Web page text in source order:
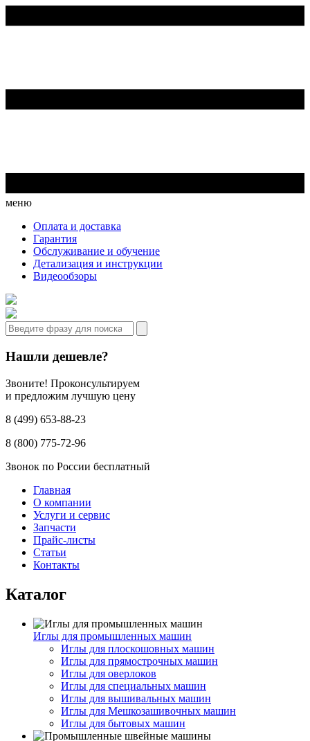
меню
Оплата и доставка
Гарантия
Обслуживание и обучение
Детализация и инструкции
Видеообзоры
Нашли дешевле?
Звоните! Проконсультируем
и предложим лучшую цену
8 (499) 653-88-23
8 (800) 775-72-96
Звонок по России бесплатный
Главная
О компании
Услуги и сервис
Запчасти
Прайс-листы
Статьи
Контакты
Каталог
Иглы для промышленных машин
Иглы для плоскошовных машин
Иглы для прямострочных машин
Иглы для оверлоков
Иглы для специальных машин
Иглы для вышивальных машин
Иглы для Мешкозашивочных машин
Иглы для бытовых машин